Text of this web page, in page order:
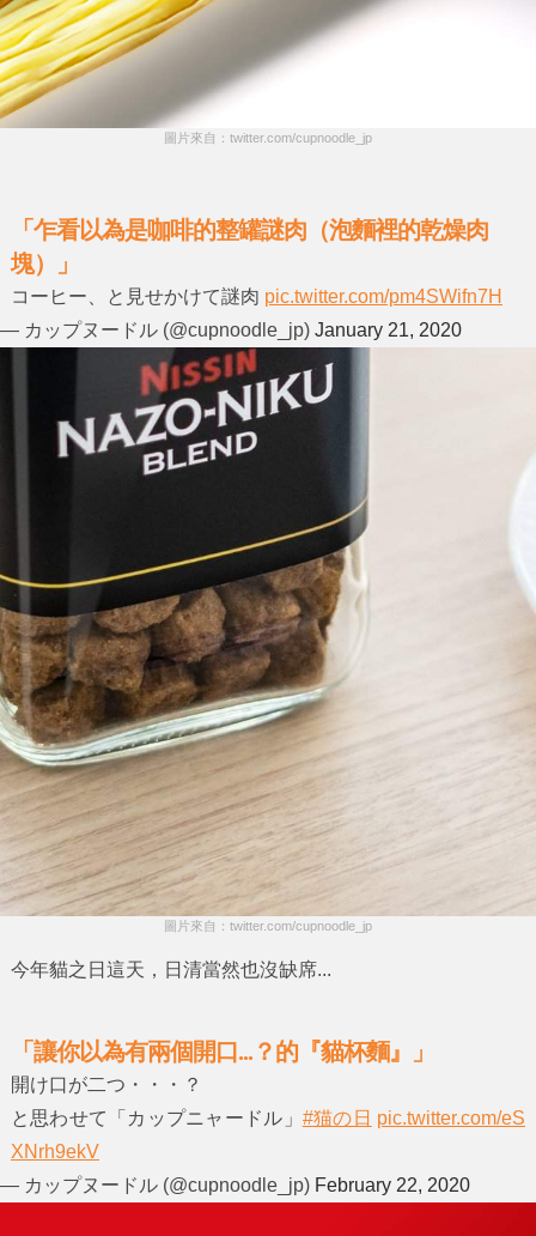
圖片來自：twitter.com/cupnoodle_jp
「乍看以為是咖啡的整罐謎肉（泡麵裡的乾燥肉
塊）」
コーヒー、と見せかけて謎肉 pic.twitter.com/pm4SWifn7H
— カップヌードル (@cupnoodle_jp) January 21, 2020
圖片來自：twitter.com/cupnoodle_jp
今年貓之日這天，日清當然也沒缺席...
「讓你以為有兩個開口...？的『貓杯麵』」
開け口が二つ・・・？
と思わせて「カップニャードル」 #猫の日 pic.twitter.com/eS
XNrh9ekV
— カップヌードル (@cupnoodle_jp) February 22, 2020